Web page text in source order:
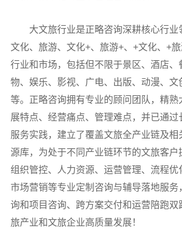
大文旅行业是正略咨询深耕核心行业
文化、旅游、文化+、旅游+、+文化、+
行业和市场，包括但不限于景区、酒店、
物、娱乐、影视、广电、出版、动漫、文
等。正略咨询拥有专业的顾问团队，精熟
展特点、经营痛点、管理难点，并已通过
服务实践，建立了覆盖文旅全产业链及相
源库，为处于不同产业链环节的文旅客户
组织管控、人力资源、运营管理、流程优
市场营销等专业定制咨询与辅导落地服务
询和项目咨询、跨方案交付和运营陪跑双
旅产业和文旅企业高质量发展！